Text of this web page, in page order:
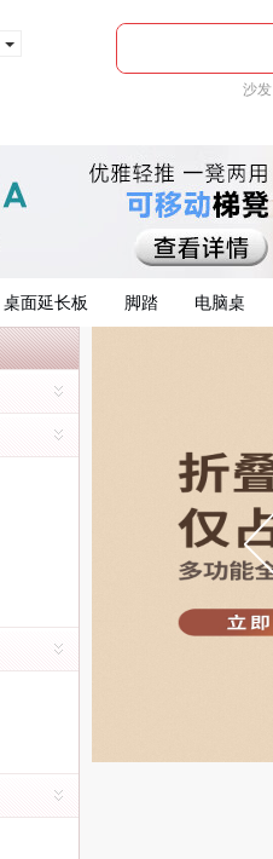
沙发
桌面延长板 脚踏 电脑桌